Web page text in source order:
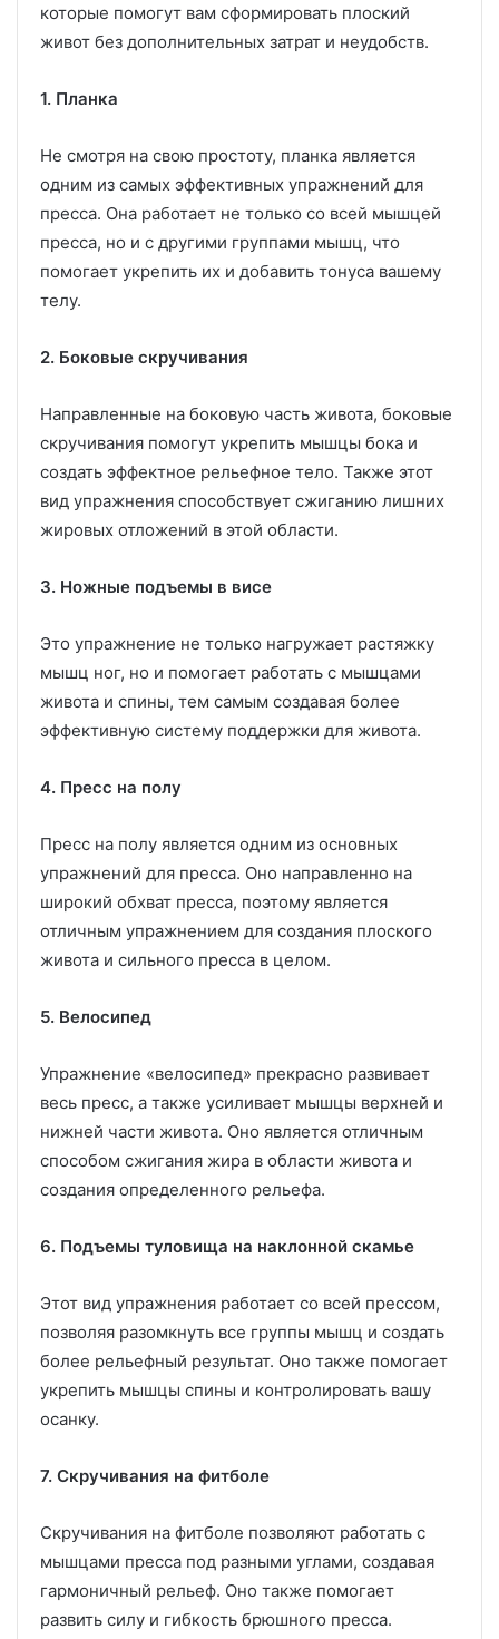
которые помогут вам сформировать плоский
живот без дополнительных затрат и неудобств.
1. Планка
Не смотря на свою простоту, планка является
одним из самых эффективных упражнений для
пресса. Она работает не только со всей мышцей
пресса, но и с другими группами мышц, что
помогает укрепить их и добавить тонуса вашему
телу.
2. Боковые скручивания
Направленные на боковую часть живота, боковые
скручивания помогут укрепить мышцы бока и
создать эффектное рельефное тело. Также этот
вид упражнения способствует сжиганию лишних
жировых отложений в этой области.
3. Ножные подъемы в висе
Это упражнение не только нагружает растяжку
мышц ног, но и помогает работать с мышцами
живота и спины, тем самым создавая более
эффективную систему поддержки для живота.
4. Пресс на полу
Пресс на полу является одним из основных
упражнений для пресса. Оно направленно на
широкий обхват пресса, поэтому является
отличным упражнением для создания плоского
живота и сильного пресса в целом.
5. Велосипед
Упражнение «велосипед» прекрасно развивает
весь пресс, а также усиливает мышцы верхней и
нижней части живота. Оно является отличным
способом сжигания жира в области живота и
создания определенного рельефа.
6. Подъемы туловища на наклонной скамье
Этот вид упражнения работает со всей прессом,
позволяя разомкнуть все группы мышц и создать
более рельефный результат. Оно также помогает
укрепить мышцы спины и контролировать вашу
осанку.
7. Скручивания на фитболе
Скручивания на фитболе позволяют работать с
мышцами пресса под разными углами, создавая
гармоничный рельеф. Оно также помогает
развить силу и гибкость брюшного пресса.